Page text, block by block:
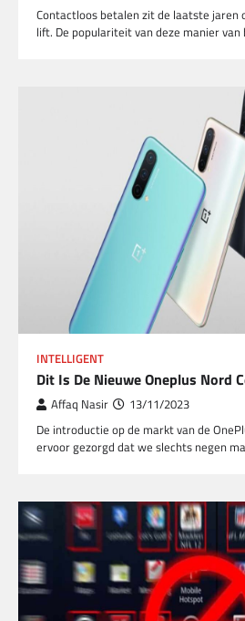
Contactloos betalen zit de laatste jaren
lift. De populariteit van deze manier
INTELLIGENT
Dit Is De Nieuwe Oneplus Nord
Affaq Nasir 13/11/2023
De introductie op de markt van de
ervoor gezorgd dat we slechts negen